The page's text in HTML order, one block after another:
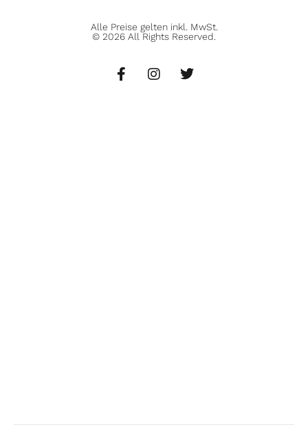
Alle Preise gelten inkl. MwSt.
© 2026 All Rights Reserved.